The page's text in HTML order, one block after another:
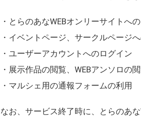
・とらのあなWEBオンリーサイトへ
・イベントページ、サークルページ
・ユーザーアカウントへのログイン
・展示作品の閲覧、WEBアンソロの
・マルシェ用の通報フォームの利用
なお、サービス終了時に、とらのあ